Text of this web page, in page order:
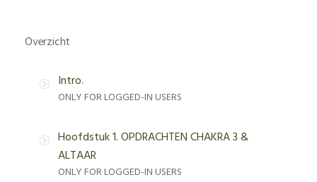
Overzicht
Intro.
ONLY FOR LOGGED-IN USERS
Hoofdstuk 1. OPDRACHTEN CHAKRA 3 &
ALTAAR
ONLY FOR LOGGED-IN USERS